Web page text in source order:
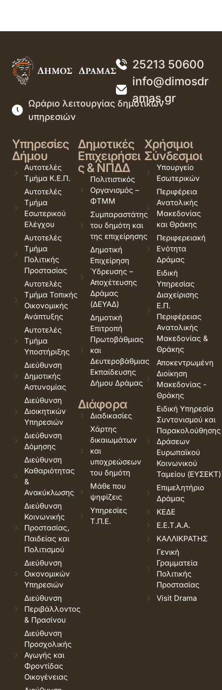
25213 50600
info@dimosdr
amas.gr
Ωράριο λειτουργίας δημοτικών
υπηρεσιών
Υπηρεσίες
Δήμου
Αυτοτελές
Τμήμα Κ.Ε.Π.
Αυτοτελές
Τμήμα
Εσωτερικού
Ελέγχου
Αυτοτελές
Τμήμα
Πολιτικής
Προστασίας
Αυτοτελές
Τμήμα Τοπικής
Οικονομικής
Ανάπτυξης
Αυτοτελές
Τμήμα
Υποστήριξης
Διεύθυνση
Δημοτικής
Αστυνομίας
Διεύθυνση
Διοικητικών
Υπηρεσιών
Διεύθυνση
Δόμησης
Διεύθυνση
Καθαριότητας
&
Ανακύκλωσης
Διεύθυνση
Κοινωνικής
Προστασίας,
Παιδείας και
Πολιτισμού
Διεύθυνση
Οικονομικών
Υπηρεσιών
Διεύθυνση
Περιβάλλοντος
& Πρασίνου
Διεύθυνση
Προσχολικής
Αγωγής και
Φροντίδας
Οικογένειας
Δημοτικές
Επιχειρήσει
ς & ΝΠΔΔ
Πολιτιστικός
Οργανισμός –
ΦΤΜΜ
Συμπαραστάτης
του δημότη και
της επιχείρησης
Δημοτική
Επιχείρηση
Ύδρευσης –
Αποχέτευσης
Δράμας
(ΔΕΥΑΔ)
Δημοτική
Επιτροπή
Πρωτοβάθμιας
και
Δευτεροβάθμιας
Εκπαίδευσης
Δήμου Δράμας
Διάφορα
Διαδικασίες
Χάρτης
δικαιωμάτων
και
υποχρεώσεων
του δημότη
Μάθε που
ψηφίζεις
Υπηρεσίες
Τ.Π.Ε.
Χρήσιμοι
Σύνδεσμοι
Υπουργείο
Εσωτερικών
Περιφέρεια
Ανατολικής
Μακεδονίας
και Θράκης
Περιφερειακή
Ενότητα
Δράμας
Ειδική
Υπηρεσίας
Διαχείρισης
Ε.Π.
Περιφέρειας
Ανατολικής
Μακεδονίας &
Θράκης
Αποκεντρωμένη
Διοίκηση
Μακεδονίας -
Θράκης
Ειδική Υπηρεσία
Συντονισμού και
Παρακολούθησης
Δράσεων
Ευρωπαϊκού
Κοινωνικού
Ταμείου (ΕΥΣΕΚΤ)
Επιμελητήριο
Δράμας
ΚΕΔΕ
Ε.Ε.Τ.Α.Α.
ΚΑΛΛΙΚΡΑΤΗΣ
Γενική
Γραμματεία
Πολιτικής
Προστασίας
Visit Drama